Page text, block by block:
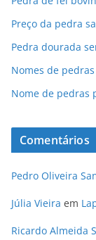
Preço da pedra
Pedra dourada
Nomes de
Nome de pedras
Comentários
Pedro Oliveira
Júlia Vieira em
Ricardo Almeida